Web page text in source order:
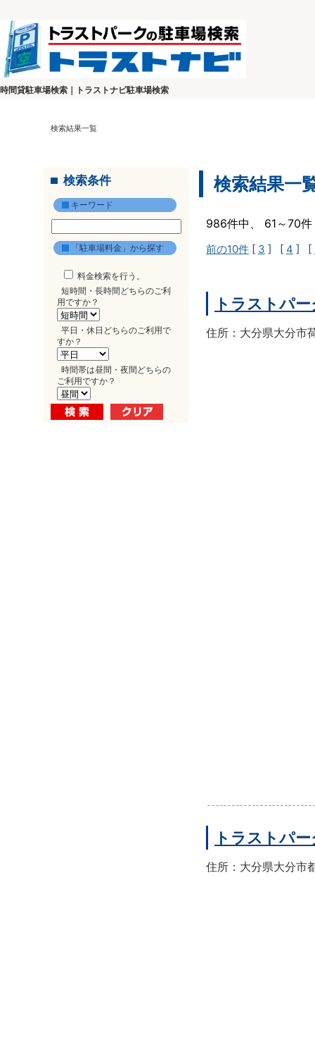
時間貸駐車場検索｜トラストナビ駐車場検索
検索結果一覧
検索条件
キーワード
「駐車場料金」から探す
料金検索を行う。
短時間・長時間どちらのご利
用ですか？
平日・休日どちらのご利用で
すか？
時間帯は昼間・夜間どちらの
ご利用ですか？
検索結果一
986件中、 61～70
前の10件 [ 3 ] [ 4 ] [
トラストパ
住所：大分県大分市
トラストパ
住所：大分県大分市